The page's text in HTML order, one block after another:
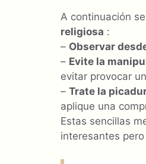
A continuación
religiosa :
– Observar
– Evite la
evitar provocar
– Trate la
aplique una
Estas sencillas
interesantes